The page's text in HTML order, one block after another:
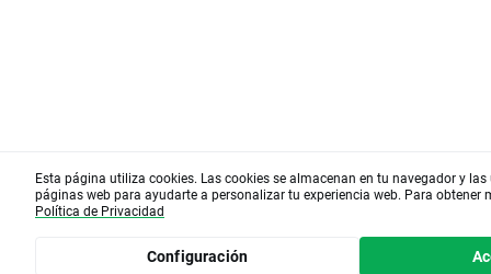
Esta página utiliza cookies. Las cookies se almacenan en tu navegador y
páginas web para ayudarte a personalizar tu experiencia web. Para obtener
Política de Privacidad
Configuración